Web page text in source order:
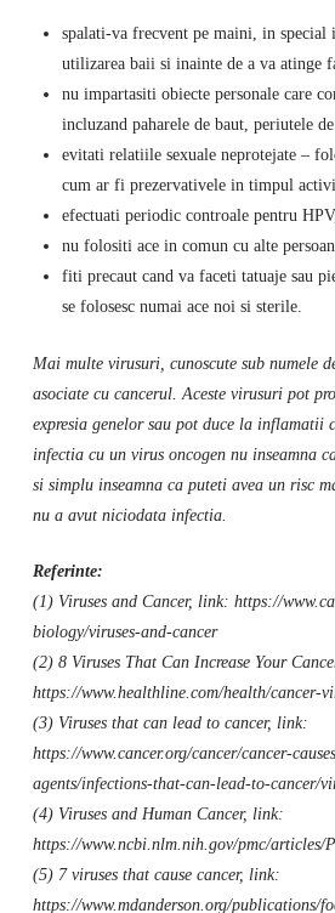
spalati-va frecvent pe maini, in special
utilizarea baii si inainte de a va atinge
nu impartasiti obiecte personale care
incluzand paharele de baut, periutele
evitati relatiile sexuale neprotejate –
cum ar fi prezervativele in timpul
efectuati periodic controale pentru
nu folositi ace in comun cu alte
fiti precaut cand va faceti tatuaje sau
se folosesc numai ace noi si sterile.
Mai multe virusuri, cunoscute sub numele
asociate cu cancerul. Aceste virusuri pot
expresia genelor sau pot duce la inflamatii
infectia cu un virus oncogen nu inseamna
si simplu inseamna ca puteti avea un risc
nu a avut niciodata infectia.
Referinte:
(1) Viruses and Cancer, link: https://
biology/viruses-and-cancer
(2) 8 Viruses That Can Increase Your
https://www.healthline.com/health/cancer-
(3) Viruses that can lead to cancer, link:
https://www.cancer.org/cancer/cancer-
agents/infections-that-can-lead-to-cancer/
(4) Viruses and Human Cancer, link:
https://www.ncbi.nlm.nih.gov/pmc/articles/
(5) 7 viruses that cause cancer, link:
https://www.mdanderson.org/publications/